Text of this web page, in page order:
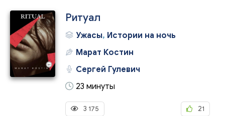
Ритуал
Ужасы, Истории на ночь
Марат Костин
Сергей Гулевич
23 минуты
3 175 21